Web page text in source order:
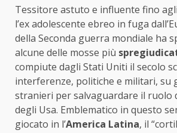
Tessitore astuto e influente fino
l’ex adolescente ebreo in fuga
della Seconda guerra mondiale ha
alcune delle mosse più
compiute dagli Stati Uniti il secolo
interferenze, politiche e militari, su
stranieri per salvaguardare il ruolo
degli Usa. Emblematico in questo
giocato in l’America Latina, il